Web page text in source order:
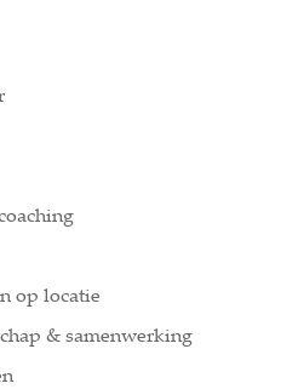
op locatie
& samenwerking